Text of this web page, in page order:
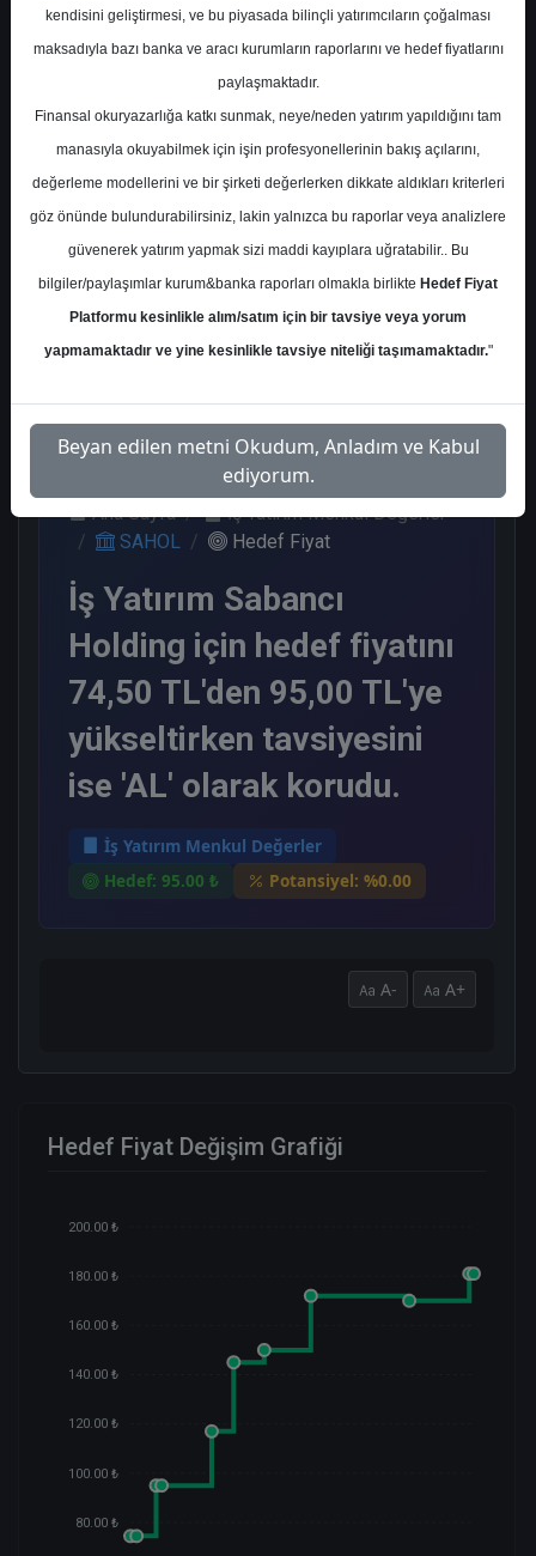
En Yüksek Tahmin
Ortalama Fiyat Tahmini
Ortalama Getiri Potansiyeli
Kurum Sayısı
8
5 3
Ana Sayfa
İş Yatırım Menkul Değerler
SAHOL
Hedef Fiyat
İş Yatırım Sabancı
Holding için hedef fiyatını
74,50 TL'den 95,00 TL'ye
yükseltirken tavsiyesini
ise 'AL' olarak korudu.
İş Yatırım Menkul Değerler
Hedef: 95.00 ₺
Potansiyel: %0.00
A- A+
Hedef Fiyat Değişim Grafiği
200.00 ₺
180.00 ₺
160.00 ₺
140.00 ₺
120.00 ₺
100.00 ₺
80.00 ₺
kendisini geliştirmesi, ve bu piyasada bilinçli yatırımcıların çoğalması
maksadıyla bazı banka ve aracı kurumların raporlarını ve hedef fiyatlarını
paylaşmaktadır.
Finansal okuryazarlığa katkı sunmak, neye/neden yatırım yapıldığını tam
manasıyla okuyabilmek için işin profesyonellerinin bakış açılarını,
değerleme modellerini ve bir şirketi değerlerken dikkate aldıkları kriterleri
göz önünde bulundurabilirsiniz, lakin yalnızca bu raporlar veya analizlere
güvenerek yatırım yapmak sizi maddi kayıplara uğratabilir.. Bu
bilgiler/paylaşımlar kurum&banka raporları olmakla birlikte Hedef Fiyat
Platformu kesinlikle alım/satım için bir tavsiye veya yorum
yapmamaktadır ve yine kesinlikle tavsiye niteliği taşımamaktadır."
Beyan edilen metni Okudum, Anladım ve Kabul
ediyorum.